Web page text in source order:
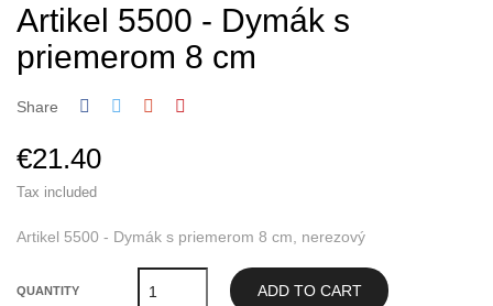
Artikel 5500 - Dymák s
priemerom 8 cm
Share
€21.40
Tax included
Artikel 5500 - Dymák s priemerom 8 cm, nerezový
QUANTITY ADD TO CART